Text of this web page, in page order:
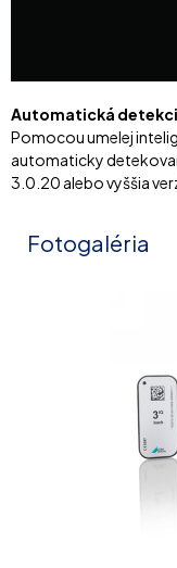
Automatická
Pomocou umelej
automaticky
3.0.20 alebo vyššia
Fotogaléria